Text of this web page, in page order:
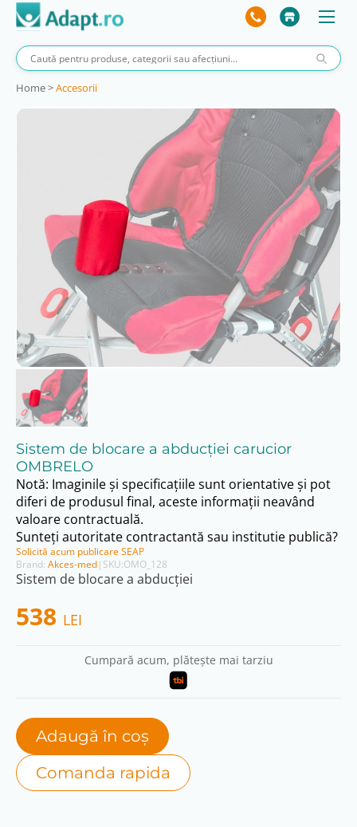
Home>Accesorii
Brand: Akces-med| SKU:OMO_128
Sistem de blocare a abducţiei carucior
OMBRELO
Sistem de blocare a abducţiei
538 LEI
Cumpară acum, plătește mai tarziu
Adaugă în coș
Comanda rapida
Notă: Imaginile și specificațiile sunt orientative și pot
diferi de produsul final, aceste informații neavând
valoare contractuală.
Sunteți autoritate contractantă sau institutie publică?
Solicită acum publicare SEAP